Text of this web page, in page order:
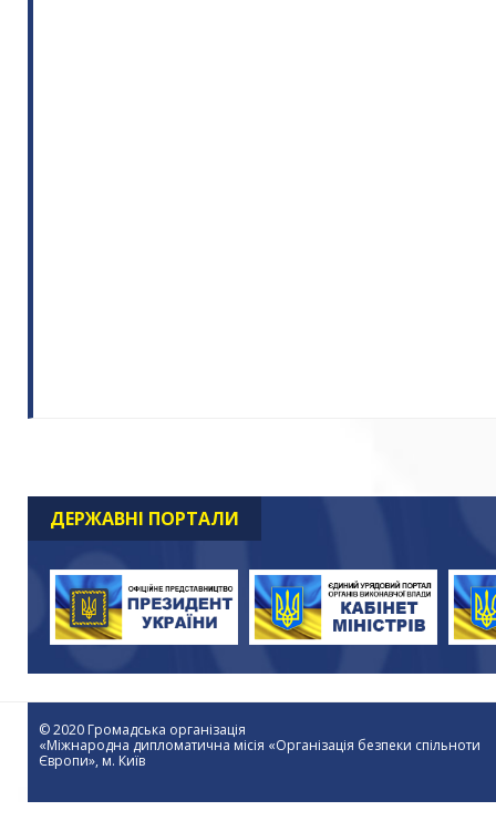
ДЕРЖАВНІ ПОРТАЛИ
© 2020 Громадська організація
«Міжнародна дипломатична місія «Організація безпеки спільноти
Європи», м. Київ